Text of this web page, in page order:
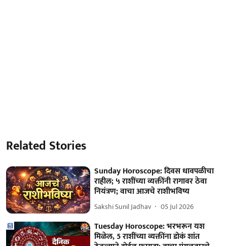
Related Stories
Sunday Horoscope: दिवस धावपळीचा
राहील; ५ राशींच्या व्यक्तींनी रागावर ठेवा
नियंत्रण; वाचा आजचे राशीभविष्य
Sakshi Sunil Jadhav 05 Jul 2026
Tuesday Horoscope: भरभरून यश
मिळेल, 5 राशींच्या व्यक्तींना डोकं शांत